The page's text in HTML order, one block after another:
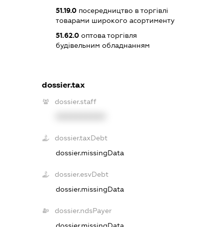
51.19.0 посередництво в торгівлі
товарами широкого асортименту
51.62.0 оптова торгівля
будівельним обладнанням
dossier.tax
dossier.staff
dossier.taxDebt
dossier.missingData
dossier.esvDebt
dossier.missingData
dossier.ndsPayer